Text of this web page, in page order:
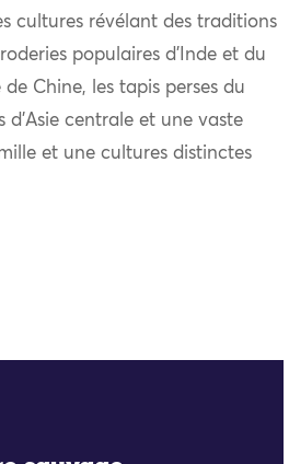
cultures révélant des traditions
populaires d’Inde et du
Chine, les tapis perses du
d’Asie centrale et une vaste
et une cultures distinctes